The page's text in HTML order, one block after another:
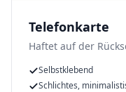
Telefonkarte
Haftet auf der
Selbstklebend
Schlichtes,